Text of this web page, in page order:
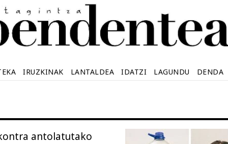
IRUZKINAK LANTALDEA IDATZI LAGUNDU DENDA
antolatutako